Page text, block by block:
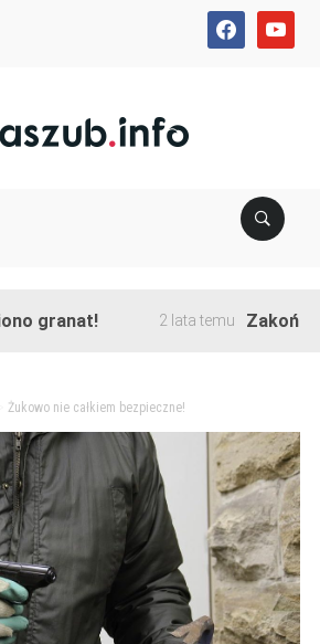
facebookyoutube
2 lata temu Zakończono
Żukowo nie całkiem bezpieczne!